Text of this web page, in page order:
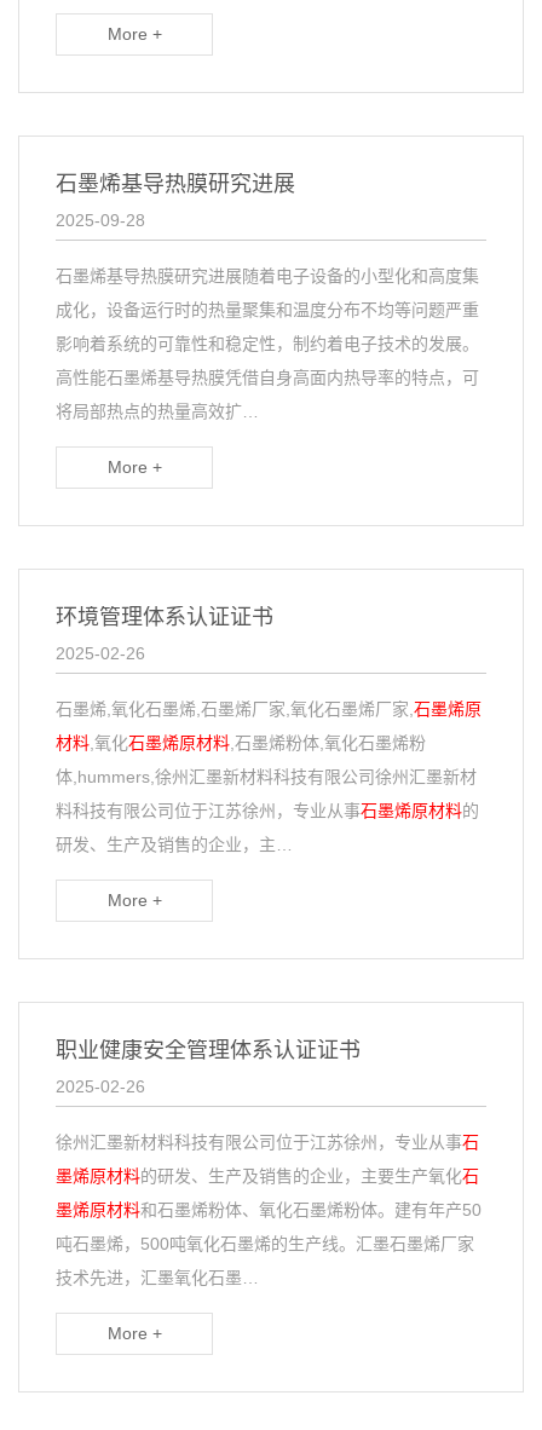
More +
石墨烯基导热膜研究进展
2025-09-28
石墨烯基导热膜研究进展随着电子设备的小型化和高度集
成化，设备运行时的热量聚集和温度分布不均等问题严重
影响着系统的可靠性和稳定性，制约着电子技术的发展。
高性能石墨烯基导热膜凭借自身高面内热导率的特点，可
将局部热点的热量高效扩…
More +
环境管理体系认证证书
2025-02-26
石墨烯,氧化石墨烯,石墨烯厂家,氧化石墨烯厂家, 石墨烯原
材料 ,氧化石墨烯原材料 ,石墨烯粉体,氧化石墨烯粉
体,hummers,徐州汇墨新材料科技有限公司徐州汇墨新材
料科技有限公司位于江苏徐州，专业从事石墨烯原材料的
研发、生产及销售的企业，主…
More +
职业健康安全管理体系认证证书
2025-02-26
徐州汇墨新材料科技有限公司位于江苏徐州，专业从事石
墨烯原材料的研发、生产及销售的企业，主要生产氧化石
墨烯原材料和石墨烯粉体、氧化石墨烯粉体。建有年产50
吨石墨烯，500吨氧化石墨烯的生产线。汇墨石墨烯厂家
技术先进，汇墨氧化石墨…
More +